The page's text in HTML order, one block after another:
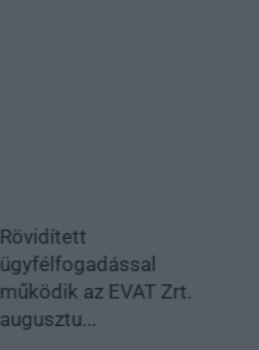
Rövidített
ügyfélfogadással
működik az EVAT Zrt.
augusztu...